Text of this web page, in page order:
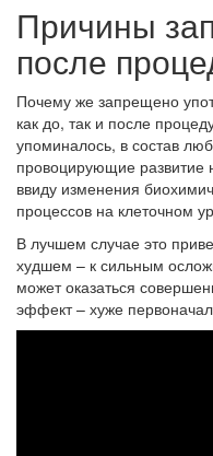
Причины
после
Почему же запрещено
как до, так и после
упоминалось, в состав
провоцирующие развитие
ввиду изменения
процессов на клеточном
В лучшем случае это
худшем – к сильным
может оказаться
эффект – хуже